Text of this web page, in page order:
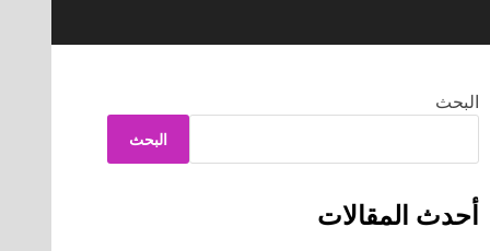
البحث
البحث
أحدث المقالات